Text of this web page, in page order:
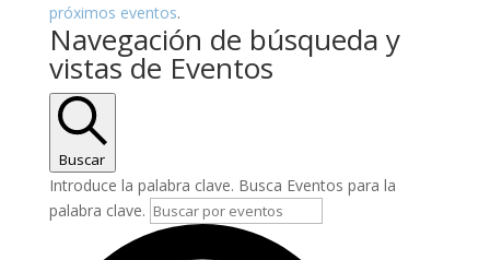
próximos eventos.
Navegación de búsqueda y
vistas de Eventos
Buscar
Introduce la palabra clave. Busca Eventos para la
palabra clave.